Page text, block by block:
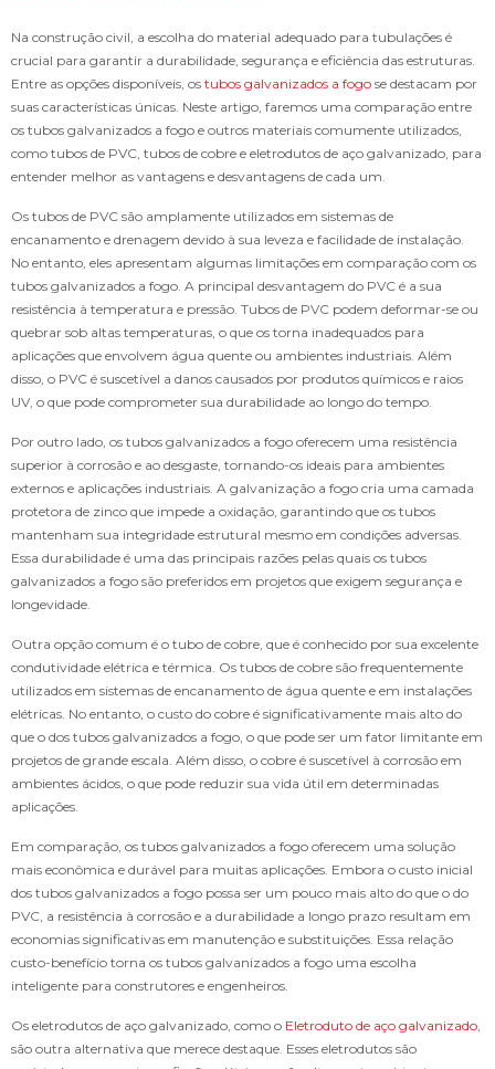
Na construção civil, a escolha do material adequado para tubulações é
crucial para garantir a durabilidade, segurança e eficiência das estruturas.
Entre as opções disponíveis, os tubos galvanizados a fogo se destacam por
suas características únicas. Neste artigo, faremos uma comparação entre
os tubos galvanizados a fogo e outros materiais comumente utilizados,
como tubos de PVC, tubos de cobre e eletrodutos de aço galvanizado, para
entender melhor as vantagens e desvantagens de cada um.
Os tubos de PVC são amplamente utilizados em sistemas de
encanamento e drenagem devido à sua leveza e facilidade de instalação.
No entanto, eles apresentam algumas limitações em comparação com os
tubos galvanizados a fogo. A principal desvantagem do PVC é a sua
resistência à temperatura e pressão. Tubos de PVC podem deformar-se ou
quebrar sob altas temperaturas, o que os torna inadequados para
aplicações que envolvem água quente ou ambientes industriais. Além
disso, o PVC é suscetível a danos causados por produtos químicos e raios
UV, o que pode comprometer sua durabilidade ao longo do tempo.
Por outro lado, os tubos galvanizados a fogo oferecem uma resistência
superior à corrosão e ao desgaste, tornando-os ideais para ambientes
externos e aplicações industriais. A galvanização a fogo cria uma camada
protetora de zinco que impede a oxidação, garantindo que os tubos
mantenham sua integridade estrutural mesmo em condições adversas.
Essa durabilidade é uma das principais razões pelas quais os tubos
galvanizados a fogo são preferidos em projetos que exigem segurança e
longevidade.
Outra opção comum é o tubo de cobre, que é conhecido por sua excelente
condutividade elétrica e térmica. Os tubos de cobre são frequentemente
utilizados em sistemas de encanamento de água quente e em instalações
elétricas. No entanto, o custo do cobre é significativamente mais alto do
que o dos tubos galvanizados a fogo, o que pode ser um fator limitante em
projetos de grande escala. Além disso, o cobre é suscetível à corrosão em
ambientes ácidos, o que pode reduzir sua vida útil em determinadas
aplicações.
Em comparação, os tubos galvanizados a fogo oferecem uma solução
mais econômica e durável para muitas aplicações. Embora o custo inicial
dos tubos galvanizados a fogo possa ser um pouco mais alto do que o do
PVC, a resistência à corrosão e a durabilidade a longo prazo resultam em
economias significativas em manutenção e substituições. Essa relação
custo-benefício torna os tubos galvanizados a fogo uma escolha
inteligente para construtores e engenheiros.
Os eletrodutos de aço galvanizado, como o Eletroduto de aço galvanizado,
são outra alternativa que merece destaque. Esses eletrodutos são